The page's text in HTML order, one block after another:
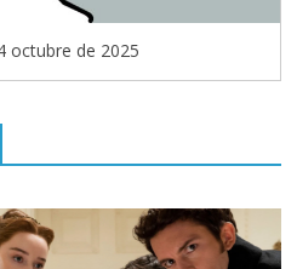
octubre de 2025